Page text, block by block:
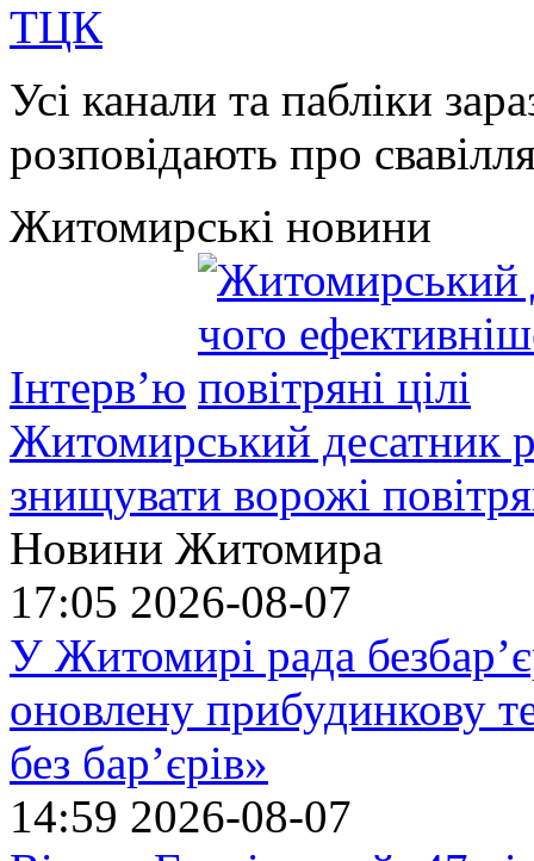
ТЦК
Усі канали та пабліки
розповідають про
Житомирські новини
Інтерв’ю
Житомирський десатник
знищувати ворожі
Новини Житомира
17:05 2026-08-07
У Житомирі рада
оновлену прибудинкову
без бар’єрів»
14:59 2026-08-07